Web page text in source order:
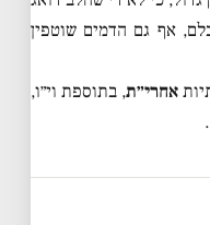
אף גם הדמים שוטפין
אחרי״ת, בתוספת וי״ו,